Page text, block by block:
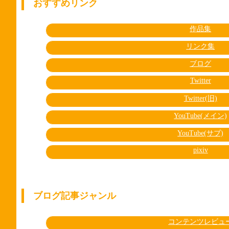
おすすめリンク
作品集
リンク集
ブログ
Twitter
Twitter(旧)
YouTube(メイン)
YouTube(サブ)
pixiv
ブログ記事ジャンル
コンテンツレビュ